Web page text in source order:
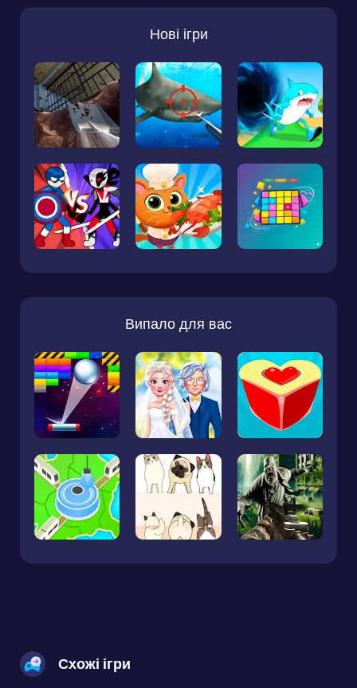
Нові ігри
Випало для вас
Схожі ігри